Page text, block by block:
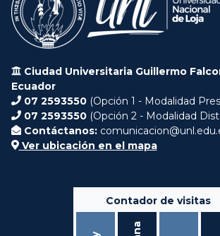
Ciudad Universitaria Guillermo
Ecuador
07 2593550 (Opción 1 - Modalidad
07 2593550 (Opción 2 - Modalidad
Contáctanos:
Ver ubicación en el mapa
Contador de visitas